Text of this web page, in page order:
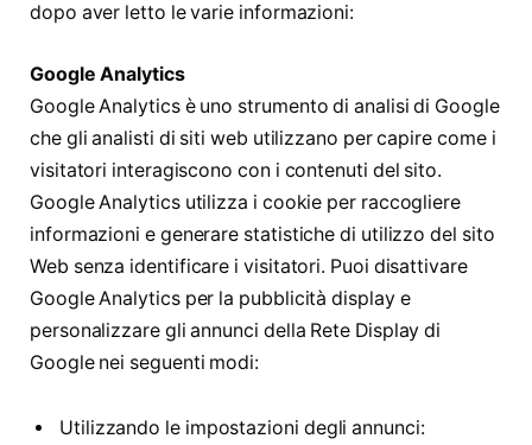
dopo aver letto le varie informazioni:
Google Analytics
Google Analytics è uno strumento di analisi di Google
che gli analisti di siti web utilizzano per capire come i
visitatori interagiscono con i contenuti del sito.
Google Analytics utilizza i cookie per raccogliere
informazioni e generare statistiche di utilizzo del sito
Web senza identificare i visitatori. Puoi disattivare
Google Analytics per la pubblicità display e
personalizzare gli annunci della Rete Display di
Google nei seguenti modi:
Utilizzando le impostazioni degli annunci: